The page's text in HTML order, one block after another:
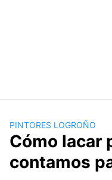
PINTORES LOGROÑO
Cómo lacar
contamos